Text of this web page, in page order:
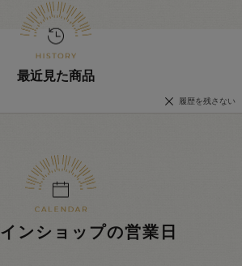
最近見た商品
履歴を残さない
ンショップの営業日